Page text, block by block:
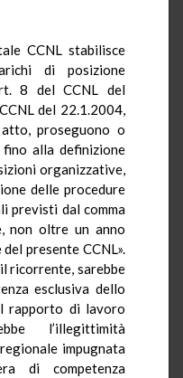
CCNL stabilisce
di posizione
8 del CCNL del
del 22.1.2004,
proseguono o
alla definizione
organizzative,
delle procedure
previsti dal comma
non oltre un anno
presente CCNL».
ricorrente, sarebbe
esclusiva dello
rapporto di lavoro
l’illegittimità
impugnata
di competenza